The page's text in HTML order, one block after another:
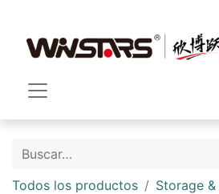
Todos los productos
Storage